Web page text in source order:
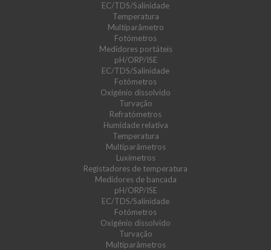
EC/TDS/Salinidade
Temperatura
Multiparâmetro
Fotómetros
Medidores portáteis
pH/ORP/ISE
EC/TDS/Salinidade
Fotómetros
Oxigénio dissolvido
Turvação
Refratómetros
Humidade relativa
Temperatura
Multiparâmetros
Luxímetros
Registadores de temperatura
Medidores de bancada
pH/ORP/ISE
EC/TDS/Salinidade
Fotómetros
Oxigénio dissolvido
Turvação
Multiparâmetros